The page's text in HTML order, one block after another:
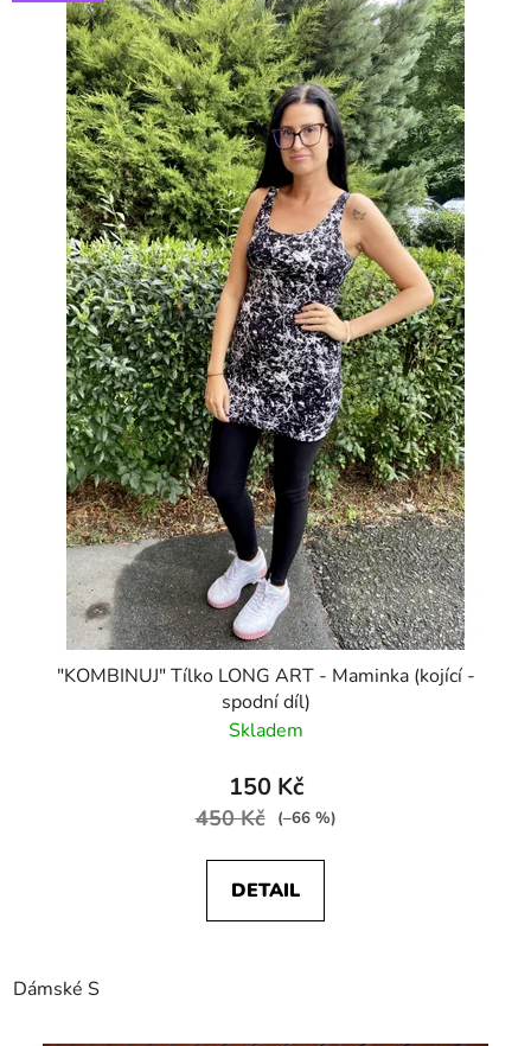
"KOMBINUJ" Tílko LONG ART - Maminka (kojící -
spodní díl)
Skladem
150 Kč
450 Kč (–66 %)
DETAIL
Dámské S